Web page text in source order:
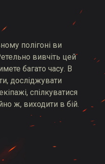
полігоні ви
вивчіть цей
багато часу. В
досліджувати
спілкуватися
ж, виходити в бій.